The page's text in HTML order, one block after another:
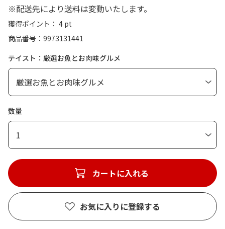
※配送先により送料は変動いたします。
獲得ポイント： 4 pt
商品番号
9973131441
テイスト：厳選お魚とお肉味グルメ
数量
1
カートに入れる
お気に入りに登録する